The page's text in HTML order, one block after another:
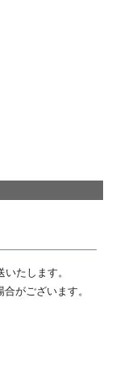
たします。
がございます。